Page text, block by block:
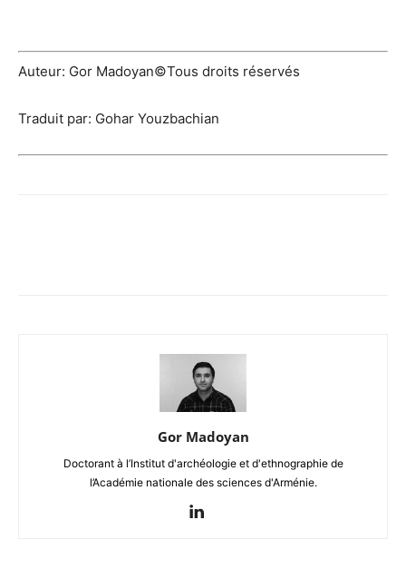
Auteur: Gor Madoyan©Tous droits réservés
Traduit par: Gohar Youzbachian
Gor Madoyan
Doctorant à l’Institut d'archéologie et d'ethnographie de
l’Académie nationale des sciences d'Arménie.